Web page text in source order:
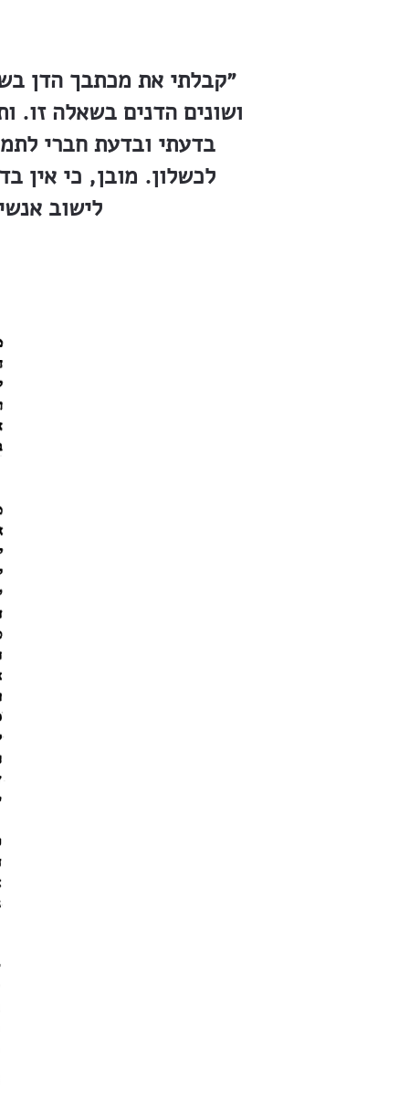
״קבלתי את מכתבך הדן
ושונים הדנים בשאלה זו.
בדעתי ובדעת חברי
לכשלון. מובן, כי אין
לישוב